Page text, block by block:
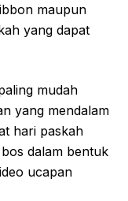
maupun
yang dapat
mudah
yang mendalam
hari paskah
dalam bentuk
ucapan